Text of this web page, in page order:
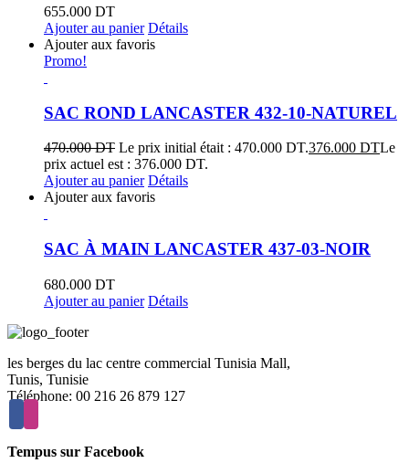
655.000 DT
Ajouter au panier Détails
Ajouter aux favoris
Promo!
SAC ROND LANCASTER 432-10-NATUREL
470.000DT Le prix initial était : 470.000 DT.376.000 DTLe
prix actuel est : 376.000 DT.
Ajouter au panier Détails
Ajouter aux favoris
SAC À MAIN LANCASTER 437-03-NOIR
680.000 DT
Ajouter au panier Détails
les berges du lac centre commercial Tunisia Mall,
Tunis, Tunisie
Téléphone: 00 216 26 879 127
Tempus sur Facebook